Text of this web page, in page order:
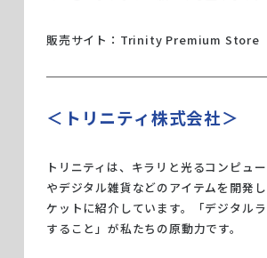
販売サイト：Trinity Premium Store
＜トリニティ株式会社＞
トリニティは、キラリと光るコンピュ
やデジタル雑貨などのアイテムを開発
ケットに紹介しています。「デジタル
すること」が私たちの原動力です。